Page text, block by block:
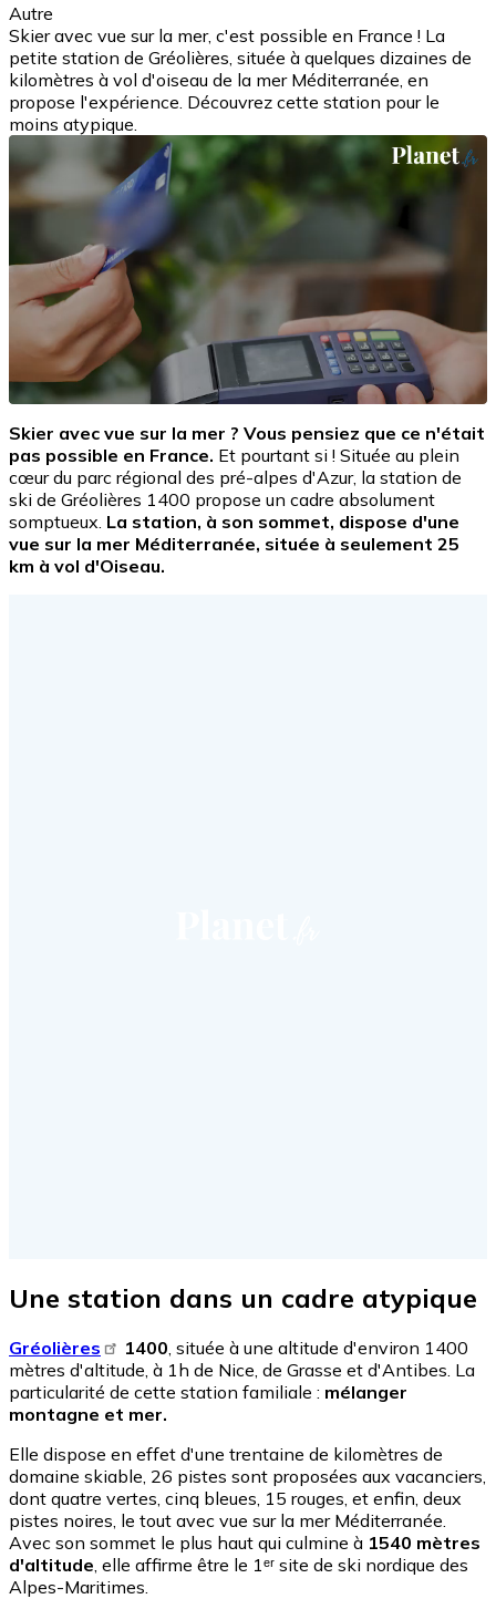
Autre
Skier avec vue sur la mer, c'est possible en France ! La
petite station de Gréolières, située à quelques dizaines de
kilomètres à vol d'oiseau de la mer Méditerranée, en
propose l'expérience. Découvrez cette station pour le
moins atypique.
Skier avec vue sur la mer ? Vous pensiez que ce n'était
pas possible en France. Et pourtant si ! Située au plein
cœur du parc régional des pré-alpes d'Azur, la station de
ski de Gréolières 1400 propose un cadre absolument
somptueux. La station, à son sommet, dispose d'une
vue sur la mer Méditerranée, située à seulement 25
km à vol d'Oiseau.
Une station dans un cadre atypique
Gréolières 1400 , située à une altitude d'environ 1400
mètres d'altitude, à 1h de Nice, de Grasse et d'Antibes. La
particularité de cette station familiale : mélanger
montagne et mer.
Elle dispose en effet d'une trentaine de kilomètres de
domaine skiable, 26 pistes sont proposées aux vacanciers,
dont quatre vertes, cinq bleues, 15 rouges, et enfin, deux
pistes noires, le tout avec vue sur la mer Méditerranée.
Avec son sommet le plus haut qui culmine à 1540 mètres
d'altitude , elle affirme être le 1ᵉʳ site de ski nordique des
Alpes-Maritimes.